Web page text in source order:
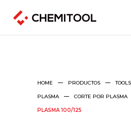
HOME PRODUCTOS TOOLS
PLASMA CORTE POR PLASMA
PLASMA 100/125